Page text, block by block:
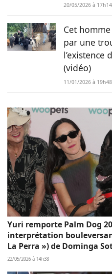
20/05/2026 à 17h14
Cet
par une
l’existence
(vidéo)
11/01/2026 à 19h48
Yuri remporte Palm Dog
interprétation
La Perra ») de Dominga
22/05/2026 à 14h38